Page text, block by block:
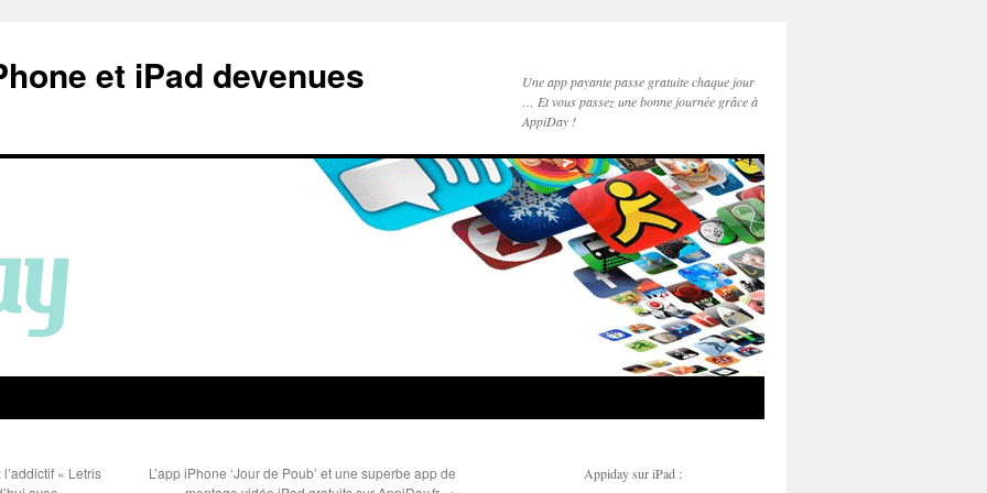
et iPad devenues
Une app payante passe gratuite chaque jour
… Et vous passez une bonne journée grâce à
AppiDay !
« Letris
L’app iPhone ‘Jour de Poub’ et une superbe app de
Appiday sur iPad :